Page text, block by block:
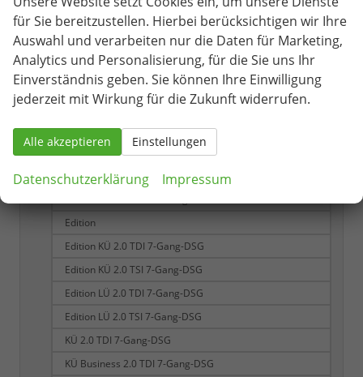
Beach Tour
Beach Tour eHybrid 4MOTION
California Beach
California Beach Camper
T7 Multivan 308
Business KÜ 2.0 TDI 7-Gang-DSG
Business KÜ 2.0 TSI 7-Gang-DSG
Business LÜ 2.0 TDI 7-Gang-DSG
Edition
Edition KÜ 2.0 TDI 7-Gang-DSG
Edition KÜ 2.0 TSI 7-Gang-DSG
Edition LÜ 2.0 TDI 7-Gang-DSG
Edition LÜ 2.0 TSI 7-Gang-DSG
KÜ 2.0 TDI 7-Gang-DSG
KÜ Business 2.0 TDI 7-Gang-DSG
für Sie bereitzustellen. Hierbei berücksichtigen wir Ihre
Auswahl und verarbeiten nur die Daten für Marketing,
Analytics und Personalisierung, für die Sie uns Ihr
Einverständnis geben. Sie können Ihre Einwilligung
jederzeit mit Wirkung für die Zukunft widerrufen.
Alle akzeptieren Einstellungen
Datenschutzerklärung Impressum